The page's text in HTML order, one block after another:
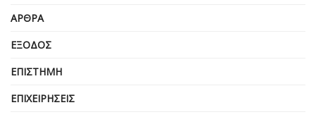
ΆΡΘΡΑ
ΈΞΟΔΟΣ
ΕΠΙΣΤΉΜΗ
ΕΠΙΧΕΙΡΗΣΕΙΣ